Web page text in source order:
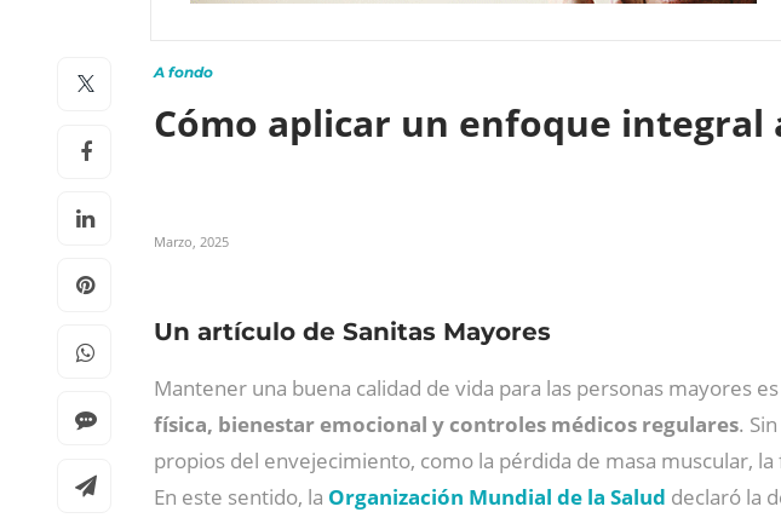
A fondo
Cómo aplicar un enfoque
Marzo, 2025
Un artículo de Sanitas Mayores
Mantener una buena calidad de vida para las personas mayores
física, bienestar emocional y controles médicos regulares.
propios del envejecimiento, como la pérdida de masa muscular,
En este sentido, la Organización Mundial de la Salud declaró la